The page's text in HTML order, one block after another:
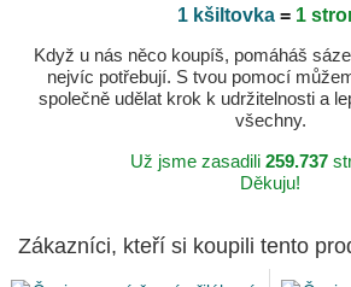
1 kšiltovka= 1
Když u nás něco koupíš, pomáháš
nejvíc potřebují. S tvou pomocí
společně udělat krok k udržitelnosti a
všechny.
Už jsme zasadili 259.737
Děkuju!
Zákazníci, kteří si koupili tento